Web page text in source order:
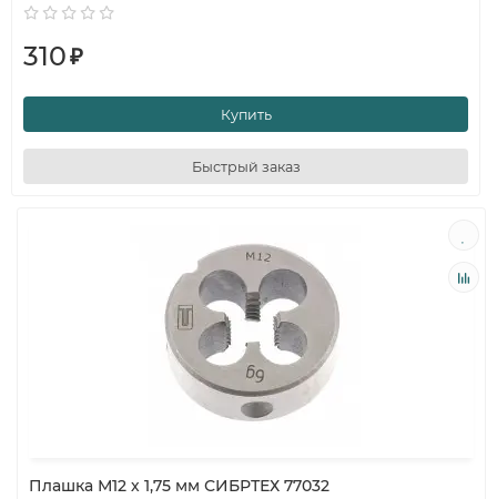
310₽
Купить
Быстрый заказ
Плашка М12 х 1,75 мм СИБРТЕХ 77032